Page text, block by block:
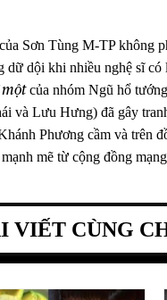
Sơn Tùng M-TP không
dữ dội khi nhiều nghệ sĩ
của nhóm Ngũ hổ
và Lưu Hưng) đã gây
Phương cầm và trên
mẽ từ cộng đồng
VIẾT CÙNG